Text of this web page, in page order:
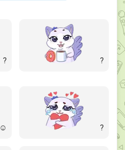
? ?
☺ ?